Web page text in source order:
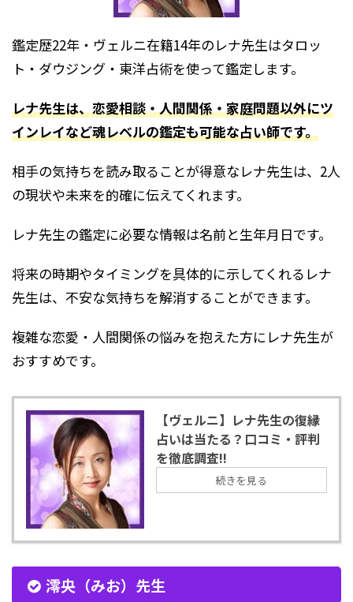
鑑定歴22年・ヴェルニ在籍14年のレナ先生はタロッ
ト・ダウジング・東洋占術を使って鑑定します。
レナ先生は、恋愛相談・人間関係・家庭問題以外にツ
インレイなど魂レベルの鑑定も可能な占い師です。
相手の気持ちを読み取ることが得意なレナ先生は、2人
の現状や未来を的確に伝えてくれます。
レナ先生の鑑定に必要な情報は名前と生年月日です。
将来の時期やタイミングを具体的に示してくれるレナ
先生は、不安な気持ちを解消することができます。
複雑な恋愛・人間関係の悩みを抱えた方にレナ先生が
おすすめです。
【ヴェルニ】レナ先生の復縁
占いは当たる？口コミ・評判
を徹底調査!!
続きを見る
澪央（みお）先生